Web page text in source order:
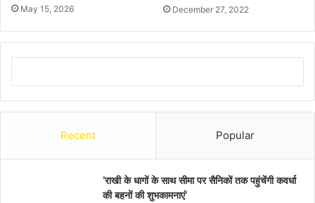
May 15, 2026 December 27, 2022
Recent Popular
’राखी के धागों के साथ सीमा पर सैनिकों तक पहुंचेंगी कवर्धा
की बहनों की शुभकामनाएं’